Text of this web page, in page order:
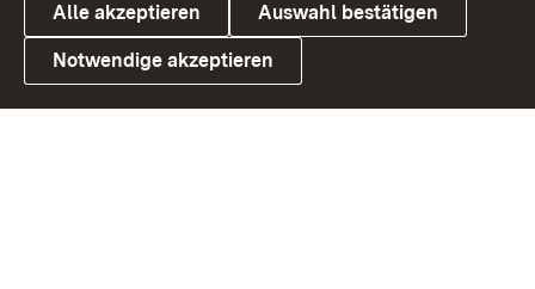
Link zum Landesportal
Alle akzeptieren Auswahl bestätigen
Notwendige akzeptieren